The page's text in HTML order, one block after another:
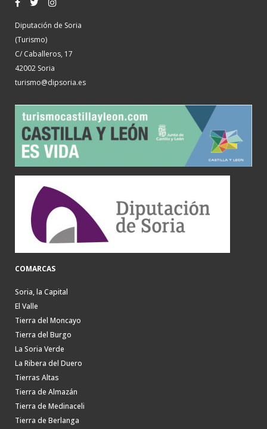
Diputación de Soria
(Turismo)
C/ Caballeros, 17
42002 Soria
turismo@dipsoria.es
COMARCAS
Soria, la Capital
El Valle
Tierra del Moncayo
Tierra del Burgo
La Soria Verde
La Ribera del Duero
Tierras Altas
Tierra de Almazán
Tierra de Medinaceli
Tierra de Berlanga